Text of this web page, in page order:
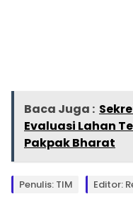
Baca Juga :
Evaluasi Lahan
Pakpak Bharat
Penulis: TIM Editor: